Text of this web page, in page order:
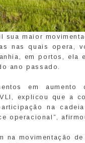
maior
nas quais opera,
em portos, ela
ano passado.
em aumento
explicou que a
na
operacional”,
na movimentação